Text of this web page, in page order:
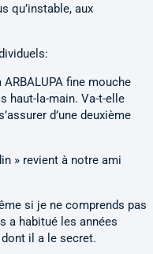
qu’instable, aux
ARBALUPA fine mouche
haut-la-main. Va-t-elle
d’une deuxième
» revient à notre ami
si je ne comprends pas
a habitué les années
il a le secret.